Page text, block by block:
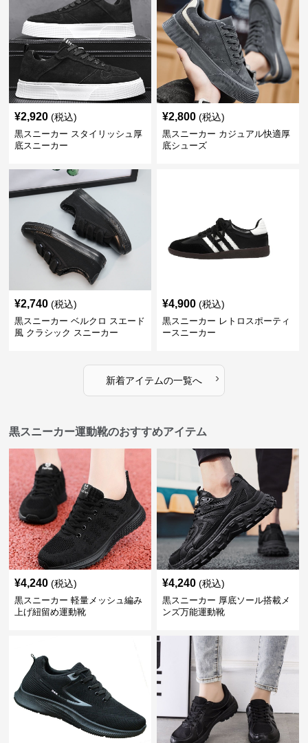
¥2,920 (税込)
黒スニーカー スタイリッシュ厚
底スニーカー
¥2,800 (税込)
黒スニーカー カジュアル快適厚
底シューズ
¥2,740 (税込)
黒スニーカー ベルクロ スエード
風 クラシック スニーカー
¥4,900 (税込)
黒スニーカー レトロスポーティ
ースニーカー
新着アイテムの一覧へ ›
黒スニーカー運動靴のおすすめアイテム
¥4,240 (税込)
黒スニーカー 軽量メッシュ編み
上げ紐留め運動靴
¥4,240 (税込)
黒スニーカー 厚底ソール搭載メ
ンズ万能運動靴